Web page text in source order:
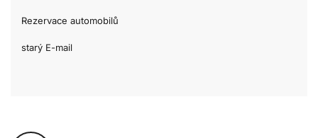
Rezervace automobilů
starý E-mail